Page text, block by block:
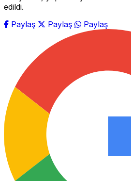
edildi.
Paylaş
Paylaş Paylaş